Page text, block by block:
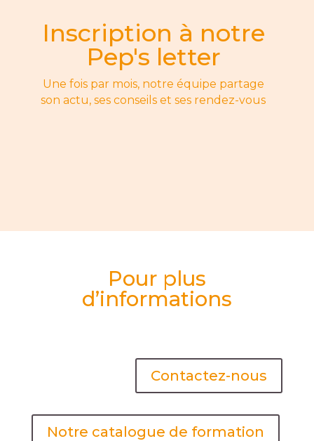
Inscription à notre
Pep's letter
Une fois par mois, notre équipe partage
son actu, ses conseils et ses rendez-vous
Pour plus
d’informations
Contactez-nous
Notre catalogue de formation